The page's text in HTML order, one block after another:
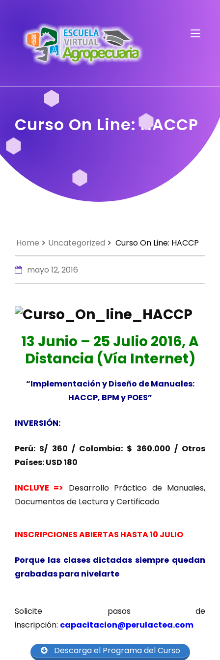
Curso On Line: HACCP
Home Uncategorized Curso On Line: HACCP
mayo 12, 2016
13 Junio – 25 Julio 2016, A
Distancia (Vía Internet)
“Implementación y Diseño de Manuales:
HACCP, BPM y POES”
INVERSIÓN:
Perú: S/ 360 / Colombia: $ 360.000 / Otros
Países: USD 180
INCLUYE => Desarrollo Práctico de Manuales,
Documentos de Lectura y Certificado
INSCRIPCIONES ABIERTAS HASTA 10 JULIO
Porque las clases dictadas siempre quedan
grabadas para nivelarte
Solicite pasos de
inscripción: capacitacion@perulactea.com
Descarga el Programa del Curso